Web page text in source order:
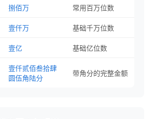
捌佰万 常用百万位数
壹仟万 基础千万位数
壹亿 基础亿位数
壹仟贰佰叁拾肆
圆伍角陆分
带角分的完整金额